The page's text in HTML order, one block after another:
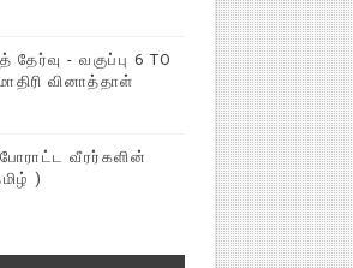
தேர்வு - வகுப்பு 6 TO
வினாத்தாள்
வீரர்களின்
)